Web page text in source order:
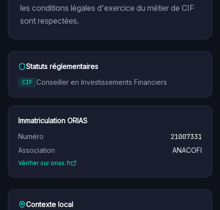
les conditions légales d'exercice du métier de CIF
sont respectées.
Statuts réglementaires
CIF Conseiller en Investissements Financiers
Immatriculation ORIAS
Numéro
21007331
Association ANACOFI
Vérifier sur orias.fr
Contexte local